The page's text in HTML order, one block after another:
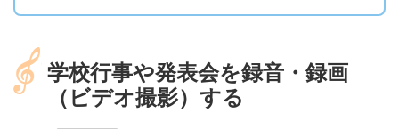
学校行事や発表会を録音・録画
（ビデオ撮影）する